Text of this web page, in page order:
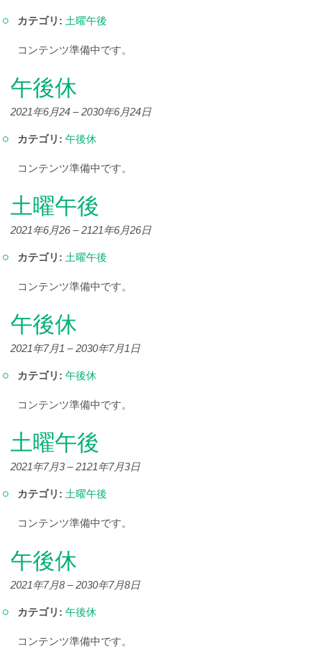
カテゴリ: 土曜午後
コンテンツ準備中です。
午後休
2021年6月24 –2030年6月24日
カテゴリ: 午後休
コンテンツ準備中です。
土曜午後
2021年6月26–2121年6月26日
カテゴリ: 土曜午後
コンテンツ準備中です。
午後休
2021年7月1 –2030年7月1日
カテゴリ: 午後休
コンテンツ準備中です。
土曜午後
2021年7月3–2121年7月3日
カテゴリ: 土曜午後
コンテンツ準備中です。
午後休
2021年7月8–2030年7月8日
カテゴリ: 午後休
コンテンツ準備中です。